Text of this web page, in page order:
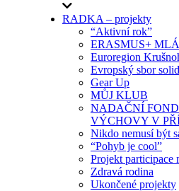
RADKA – projekty
“Aktivní rok”
ERASMUS+
Euroregion
Evropský sbor
Gear Up
MŮJ KLUB
NADAČNÍ
VÝCHOVY V
Nikdo nemusí být
“Pohyb je cool”
Projekt participace
Zdravá rodina
Ukončené projekty